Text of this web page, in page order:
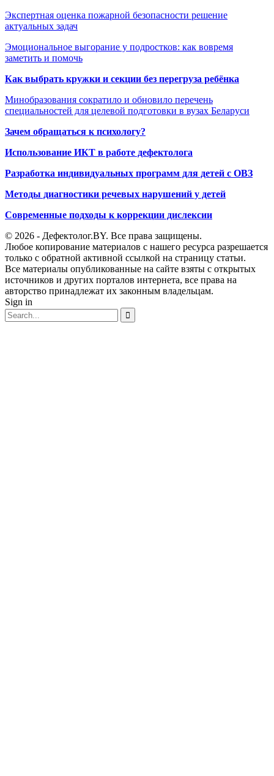
Экспертная оценка пожарной безопасности решение
актуальных задач
Эмоциональное выгорание у подростков: как вовремя
заметить и помочь
Как выбрать кружки и секции без перегруза ребёнка
Минобразования сократило и обновило перечень
специальностей для целевой подготовки в вузах Беларуси
Зачем обращаться к психологу?
Использование ИКТ в работе дефектолога
Разработка индивидуальных программ для детей с ОВЗ
Методы диагностики речевых нарушений у детей
Современные подходы к коррекции дислексии
© 2026 - Дефектолог.BY. Все права защищены.
Любое копирование материалов с нашего ресурса разрешается
только с обратной активной ссылкой на страницу статьи.
Все материалы опубликованные на сайте взяты с открытых
источников и других порталов интернета, все права на
авторство принадлежат их законным владельцам.
Sign in